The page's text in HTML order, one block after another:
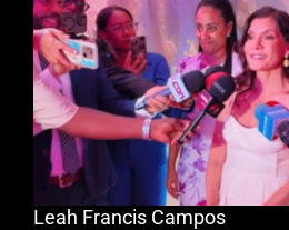
Leah Francis Campos